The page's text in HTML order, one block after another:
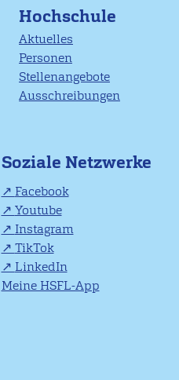
Hochschule
Aktuelles
Personen
Stellenangebote
Ausschreibungen
Soziale Netzwerke
Facebook
Youtube
Instagram
TikTok
LinkedIn
Meine HSFL-App